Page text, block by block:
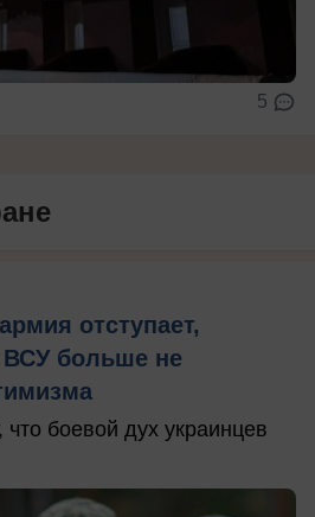
5
отступает,
ВСУ больше не
боевой дух украинцев